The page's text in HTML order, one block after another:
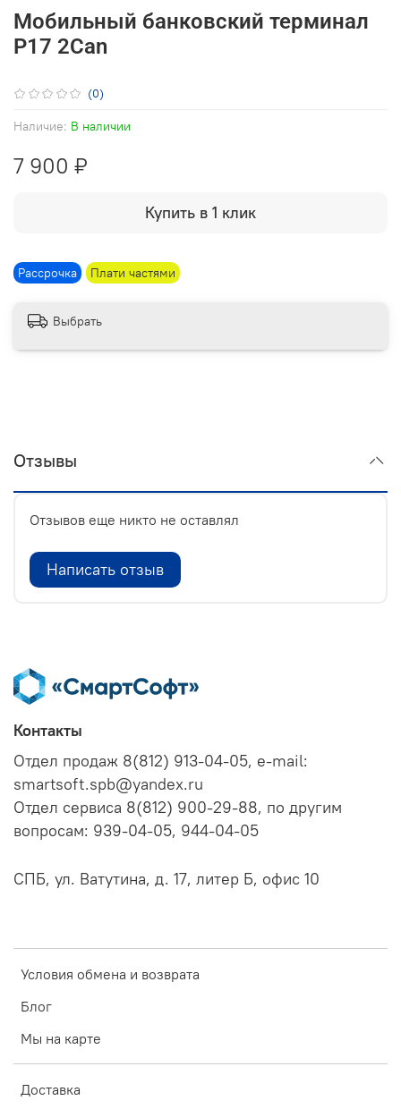
(0)
Наличие: В наличии
Рассрочка Плати частями
Мобильный банковский терминал
P17 2Can
7 900 ₽
Купить в 1 клик
Выбрать
Отзывы
Отзывов еще никто не оставлял
Написать отзыв
Условия обмена и возврата
Блог
Мы на карте
Доставка
Контакты
Отдел продаж 8(812) 913-04-05, e-mail:
smartsoft.spb@yandex.ru
Отдел сервиса 8(812) 900-29-88, по другим
вопросам: 939-04-05, 944-04-05
СПБ, ул. Ватутина, д. 17, литер Б, офис 10